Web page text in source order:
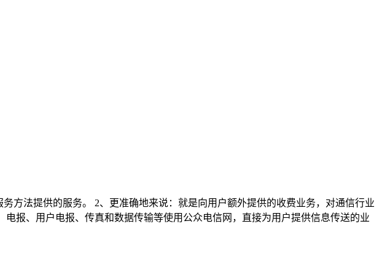
方法提供的服务。 2、更准确地来说：就是向用户额外提供的收费业务，对通信行业
报、用户电报、传真和数据传输等使用公众电信网，直接为用户提供信息传送的业